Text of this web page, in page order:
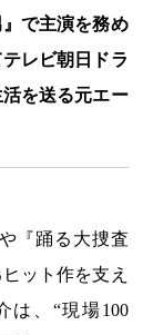
で主演を務め
レビ朝日ドラ
を送る元エー
『踊る大捜査
ット作を支え
は、“現場100